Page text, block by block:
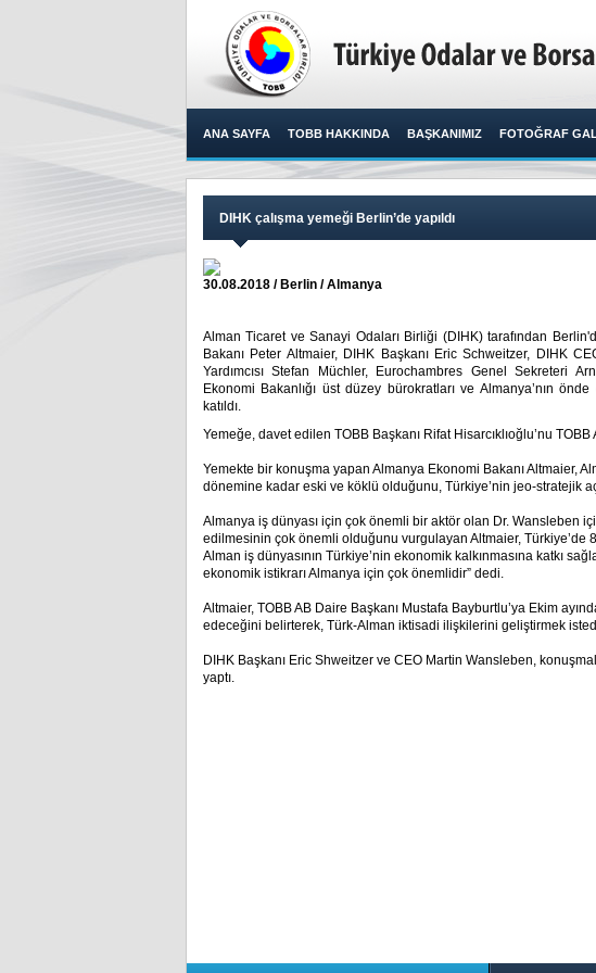
ANA SAYFA TOBB HAKKINDA BAŞKANIMIZ FOTOĞRAF
DIHK çalışma yemeği Berlin’de yapıldı
30.08.2018 / Berlin / Almanya
Alman Ticaret ve Sanayi Odaları Birliği (DIHK) tarafından
Bakanı Peter Altmaier, DIHK Başkanı Eric Schweitzer, DIHK
Yardımcısı Stefan Müchler, Eurochambres Genel Sekreteri
Ekonomi Bakanlığı üst düzey bürokratları ve Almanya’nın
katıldı.​
Yemeğe, davet edilen TOBB Başkanı Rifat Hisarcıklıoğlu’nu
Yemekte bir konuşma yapan Almanya Ekonomi Bakanı Altmaier,
dönemine kadar eski ve köklü olduğunu, Türkiye’nin jeo-stratejik
Almanya iş dünyası için çok önemli bir aktör olan Dr. Wansleben
edilmesinin çok önemli olduğunu vurgulayan Altmaier, Türkiye’de
Alman iş dünyasının Türkiye’nin ekonomik kalkınmasına katkı
ekonomik istikrarı Almanya için çok önemlidir” dedi.
Altmaier, TOBB AB Daire Başkanı Mustafa Bayburtlu’ya Ekim
edeceğini belirterek, Türk-Alman iktisadi ilişkilerini geliştirmek
DIHK Başkanı Eric Shweitzer ve CEO Martin Wansleben,
yaptı.